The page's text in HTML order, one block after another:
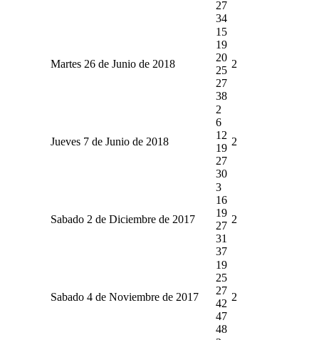
27
34
Martes 26 de Junio de 2018
15
19
20
25
27
38
2
Jueves 7 de Junio de 2018
2
6
12
19
27
30
2
Sabado 2 de Diciembre de 2017
3
16
19
27
31
37
2
Sabado 4 de Noviembre de 2017
19
25
27
42
47
48
2